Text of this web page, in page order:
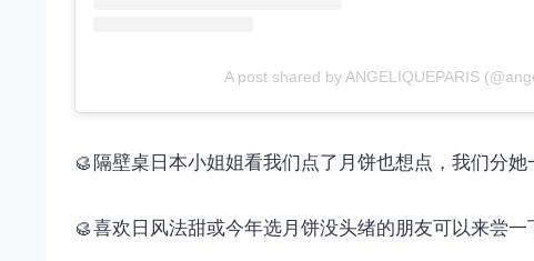
A post shared by ANGELIQUEPARIS
🥮隔壁桌日本小姐姐看我们点了月饼也想点，我们分
🥮喜欢日风法甜或今年选月饼没头绪的朋友可以来尝